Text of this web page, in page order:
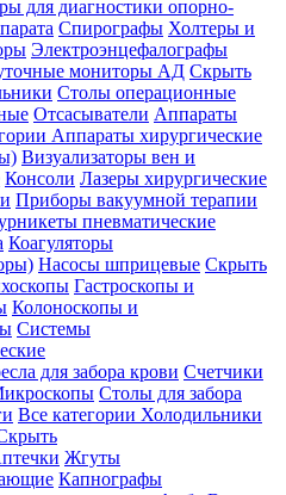
для диагностики опорно-
Спирографы Холтеры и
Электроэнцефалографы
мониторы АД Скрыть
Столы операционные
Отсасыватели Аппараты
Аппараты хирургические
Визуализаторы вен и
Консоли Лазеры хирургические
Приборы вакуумной терапии
пневматические
Коагуляторы
Насосы шприцевые Скрыть
Гастроскопы и
Колоноскопы и
Системы
для забора крови Счетчики
Столы для забора
Все категории Холодильники
Жгуты
Капнографы